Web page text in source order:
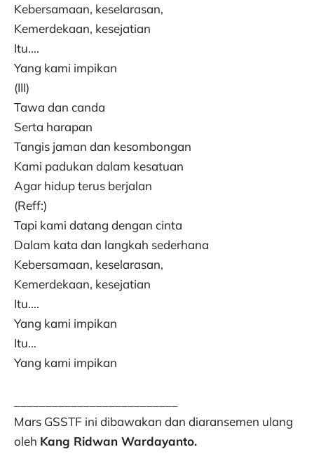
Kebersamaan, keselarasan,
Kemerdekaan, kesejatian
Itu….
Yang kami impikan
(III)
Tawa dan canda
Serta harapan
Tangis jaman dan kesombongan
Kami padukan dalam kesatuan
Agar hidup terus berjalan
(Reff:)
Tapi kami datang dengan cinta
Dalam kata dan langkah sederhana
Kebersamaan, keselarasan,
Kemerdekaan, kesejatian
Itu….
Yang kami impikan
Itu…
Yang kami impikan
Mars GSSTF ini dibawakan dan diaransemen ulang
oleh Kang Ridwan Wardayanto.